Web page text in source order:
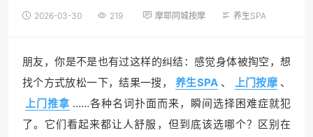
2026-03-30 219 摩耶同城按摩 养生SPA
朋友，你是不是也有过这样的纠结：感觉身体被掏空，想
找个方式放松一下，结果一搜，
养生SPA 、 上门按摩 、
上门推拿 ……各种名词扑面而来，瞬间选择困难症就犯
了。它们看起来都让人舒服，但到底该选哪个？区别在